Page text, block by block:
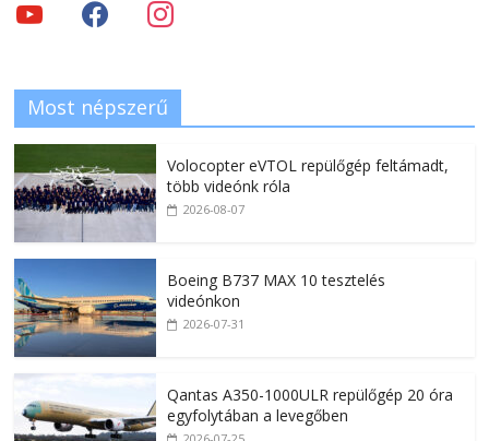
Most népszerű
Volocopter eVTOL repülőgép feltámadt,
több videónk róla
2026-08-07
Boeing B737 MAX 10 tesztelés
videónkon
2026-07-31
Qantas A350-1000ULR repülőgép 20 óra
egyfolytában a levegőben